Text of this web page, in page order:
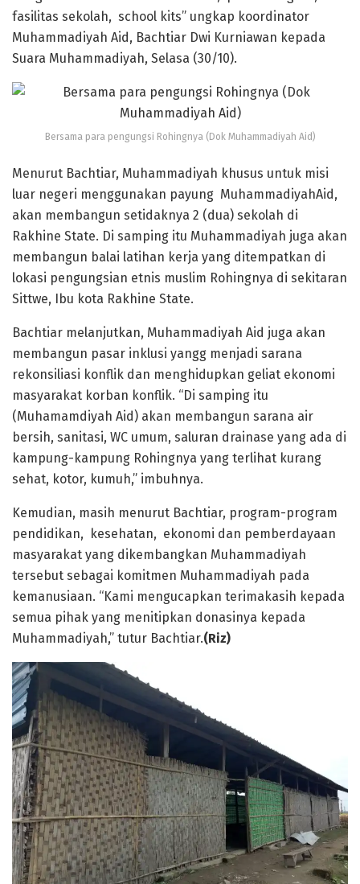
fasilitas sekolah, school kits” ungkap koordinator
Muhammadiyah Aid, Bachtiar Dwi Kurniawan kepada
Suara Muhammadiyah, Selasa (30/10).
Bersama para pengungsi Rohingnya (Dok Muhammadiyah Aid)
Menurut Bachtiar, Muhammadiyah khusus untuk misi
luar negeri menggunakan payung MuhammadiyahAid,
akan membangun setidaknya 2 (dua) sekolah di
Rakhine State. Di samping itu Muhammadiyah juga akan
membangun balai latihan kerja yang ditempatkan di
lokasi pengungsian etnis muslim Rohingnya di sekitaran
Sittwe, Ibu kota Rakhine State.
Bachtiar melanjutkan, Muhammadiyah Aid juga akan
membangun pasar inklusi yangg menjadi sarana
rekonsiliasi konflik dan menghidupkan geliat ekonomi
masyarakat korban konflik. “Di samping itu
(Muhamamdiyah Aid) akan membangun sarana air
bersih, sanitasi, WC umum, saluran drainase yang ada di
kampung-kampung Rohingnya yang terlihat kurang
sehat, kotor, kumuh,” imbuhnya.
Kemudian, masih menurut Bachtiar, program-program
pendidikan, kesehatan, ekonomi dan pemberdayaan
masyarakat yang dikembangkan Muhammadiyah
tersebut sebagai komitmen Muhammadiyah pada
kemanusiaan. “Kami mengucapkan terimakasih kepada
semua pihak yang menitipkan donasinya kepada
Muhammadiyah,” tutur Bachtiar.(Riz)